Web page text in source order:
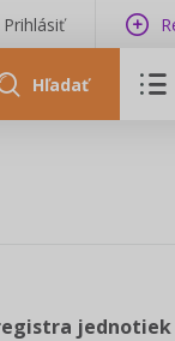
Prihlásiť
Hľadať
jednotiek